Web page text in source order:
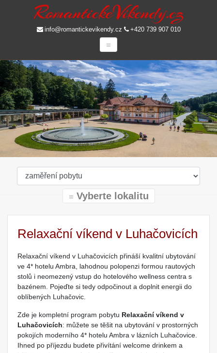
info@romantickevikendy.cz +420 739 907 010
Vyberte lokalitu
Relaxační víkend v Luhačovicích
Relaxační víkend v Luhačovicích přináší kvalitní ubytování
ve 4* hotelu Ambra, lahodnou polopenzi formou rautových
stolů i neomezený vstup do hotelového wellness centra s
bazénem. Pojeďte si tedy odpočinout a doplnit energii do
oblíbených Luhačovic.
Zde je kompletní program pobytu Relaxační víkend v
Luhačovicích: můžete se těšit na ubytování v prostorných
pokojích moderního 4* hotelu Ambra v lázních Luhačovice.
Ihned po příjezdu budete přivítání welcome drinkem a